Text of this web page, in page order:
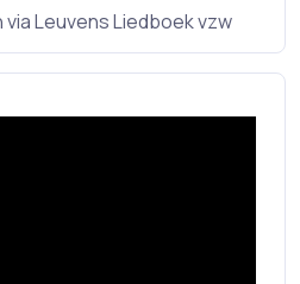
Leuvens Liedboek vzw